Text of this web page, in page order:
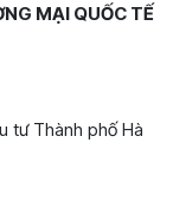
MẠI QUỐC TẾ
tư Thành phố Hà